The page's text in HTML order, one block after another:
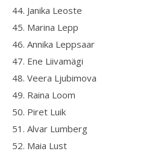
44. Janika Leoste
45. Marina Lepp
46. Annika Leppsaar
47. Ene Liivamägi
48. Veera Ljubimova
49. Raina Loom
50. Piret Luik
51. Alvar Lumberg
52. Maia Lust